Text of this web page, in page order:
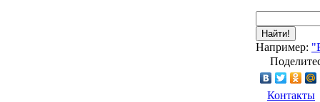
Найти!
Например:
Контакты